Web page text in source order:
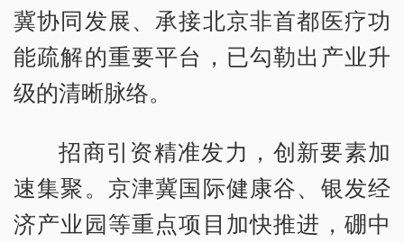
冀协同发展、承接北京非首都医疗功
能疏解的重要平台，已勾勒出产业升
级的清晰脉络。
招商引资精准发力，创新要素加
速集聚。京津冀国际健康谷、银发经
济产业园等重点项目加快推进，硼中